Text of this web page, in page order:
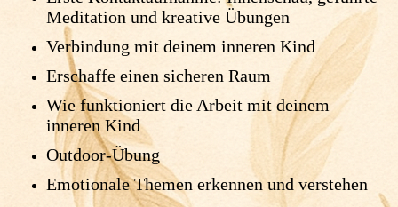
Meditation und kreative Übungen
Verbindung mit deinem inneren Kind
Erschaffe einen sicheren Raum
Wie funktioniert die Arbeit mit deinem
inneren Kind
Outdoor-Übung
Emotionale Themen erkennen und verstehen